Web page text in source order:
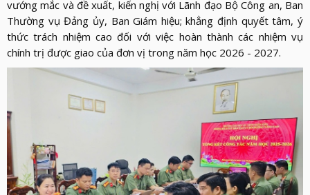
vướng mắc và đề xuất, kiến nghị với Lãnh đạo Bộ Công an, Ban
Thường vụ Đảng ủy, Ban Giám hiệu; khẳng định quyết tâm, ý
thức trách nhiệm cao đối với việc hoàn thành các nhiệm vụ
chính trị được giao của đơn vị trong năm học 2026 - 2027.